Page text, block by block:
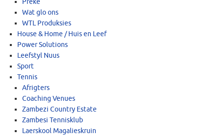
Preke
Wat glo ons
WTL Produksies
House & Home / Huis en Leef
Power Solutions
Leefstyl Nuus
Sport
Tennis
Afrigters
Coaching Venues
Zambezi Country Estate
Zambesi Tennisklub
Laerskool Magalieskruin